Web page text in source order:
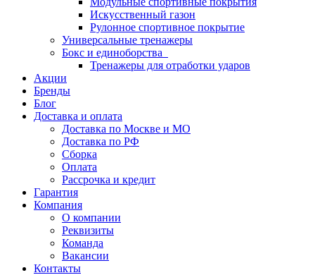
Искусственный газон
Рулонное спортивное покрытие
Универсальные тренажеры
Бокс и единоборства
Тренажеры для отработки ударов
Акции
Бренды
Блог
Доставка и оплата
Доставка по Москве и МО
Доставка по РФ
Сборка
Оплата
Рассрочка и кредит
Гарантия
Компания
О компании
Реквизиты
Команда
Вакансии
Контакты